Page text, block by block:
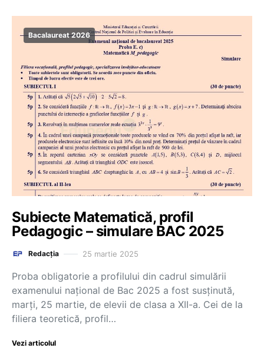
Bacalaureat 2026
Subiecte Matematică, profil
Pedagogic – simulare BAC 2025
Redacția 25 martie 2025
Proba obligatorie a profilului din cadrul simulării
examenului național de Bac 2025 a fost susținută,
marți, 25 martie, de elevii de clasa a XII-a. Cei de la
filiera teoretică, profil…
Vezi articolul